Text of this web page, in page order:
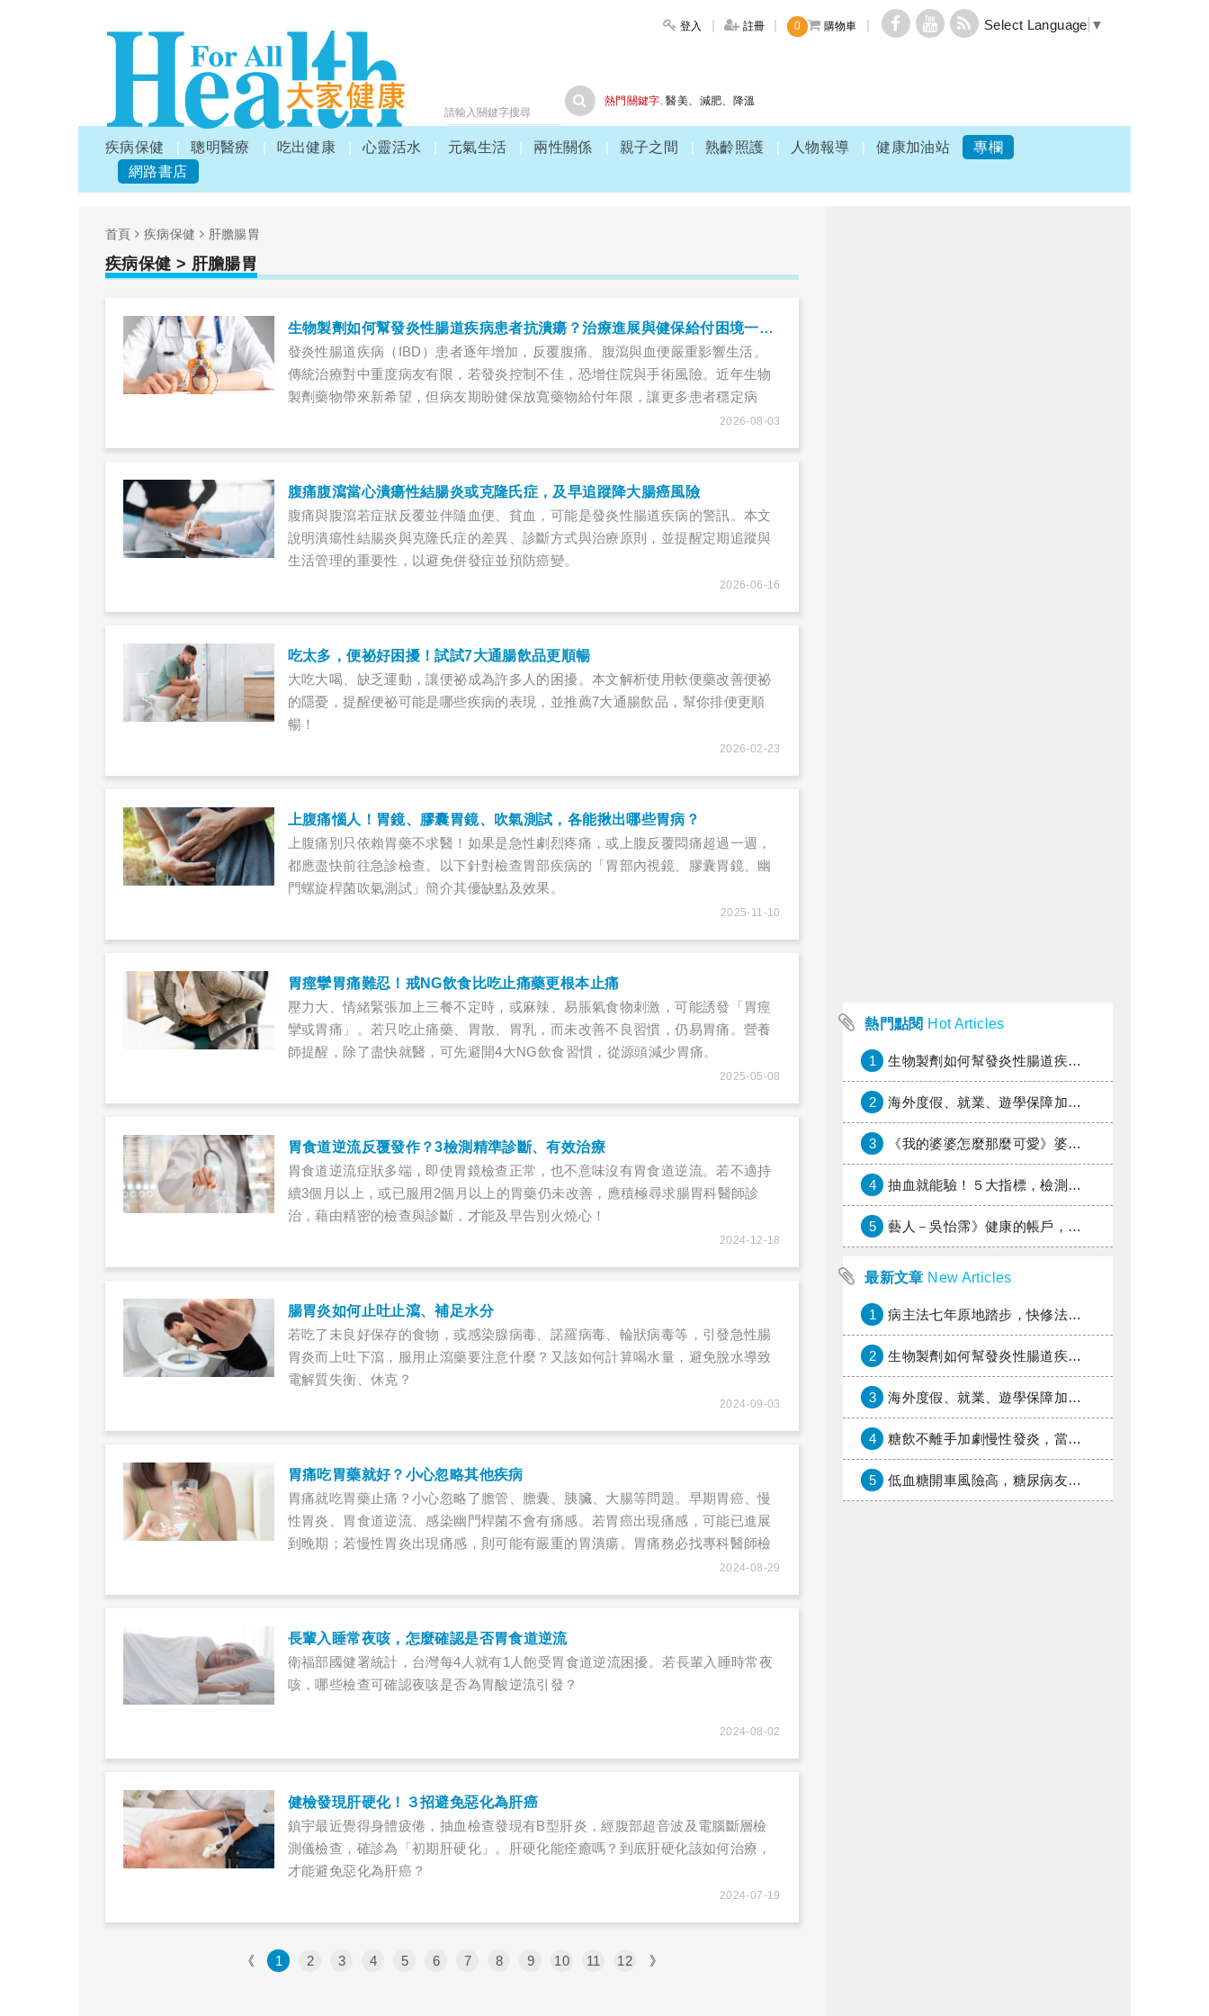
登入 註冊 0 購物車 Select Language ▼
熱門關鍵字. 醫美、 減肥、 降溫
疾病保健 聰明醫療 吃出健康 心靈活水 元氣生活 兩性關係 親子之間 熟齡照護 人物報導 健康加油站
專欄
網路書店
首頁 疾病保健 肝膽腸胃
疾病保健 > 肝膽腸胃
生物製劑如何幫發炎性腸道疾病患者抗潰瘍？治療進展與健保給付困境一次看
發炎性腸道疾病（IBD）患者逐年增加，反覆腹痛、腹瀉與血便嚴重影響生活。
傳統治療對中重度病友有限，若發炎控制不佳，恐增住院與手術風險。近年生物
製劑藥物帶來新希望，但病友期盼健保放寬藥物給付年限，讓更多患者穩定病
2026-08-03
腹痛腹瀉當心潰瘍性結腸炎或克隆氏症，及早追蹤降大腸癌風險
腹痛與腹瀉若症狀反覆並伴隨血便、貧血，可能是發炎性腸道疾病的警訊。本文
說明潰瘍性結腸炎與克隆氏症的差異、診斷方式與治療原則，並提醒定期追蹤與
生活管理的重要性，以避免併發症並預防癌變。
2026-06-16
吃太多，便祕好困擾！試試7大通腸飲品更順暢
大吃大喝、缺乏運動，讓便祕成為許多人的困擾。本文解析使用軟便藥改善便祕
的隱憂，提醒便祕可能是哪些疾病的表現，並推薦7大通腸飲品，幫你排便更順
暢！
2026-02-23
上腹痛惱人！胃鏡、膠囊胃鏡、吹氣測試，各能揪出哪些胃病？
上腹痛別只依賴胃藥不求醫！如果是急性劇烈疼痛，或上腹反覆悶痛超過一週，
都應盡快前往急診檢查。以下針對檢查胃部疾病的「胃部內視鏡、膠囊胃鏡、幽
門螺旋桿菌吹氣測試」簡介其優缺點及效果。
2025-11-10
胃痙攣胃痛難忍！戒NG飲食比吃止痛藥更根本止痛
壓力大、情緒緊張加上三餐不定時，或麻辣、易脹氣食物刺激，可能誘發「胃痙
攣或胃痛」。若只吃止痛藥、胃散、胃乳，而未改善不良習慣，仍易胃痛。營養
師提醒，除了盡快就醫，可先避開4大NG飲食習慣，從源頭減少胃痛。
2025-05-08
胃食道逆流反覆發作？3檢測精準診斷、有效治療
胃食道逆流症狀多端，即使胃鏡檢查正常，也不意味沒有胃食道逆流。若不適持
續3個月以上，或已服用2個月以上的胃藥仍未改善，應積極尋求腸胃科醫師診
治，藉由精密的檢查與診斷，才能及早告別火燒心！
2024-12-18
腸胃炎如何止吐止瀉、補足水分
若吃了未良好保存的食物，或感染腺病毒、諾羅病毒、輪狀病毒等，引發急性腸
胃炎而上吐下瀉，服用止瀉藥要注意什麼？又該如何計算喝水量，避免脫水導致
電解質失衡、休克？
2024-09-03
胃痛吃胃藥就好？小心忽略其他疾病
胃痛就吃胃藥止痛？小心忽略了膽管、膽囊、胰臟、大腸等問題。早期胃癌、慢
性胃炎、胃食道逆流、感染幽門桿菌不會有痛感。若胃癌出現痛感，可能已進展
到晚期；若慢性胃炎出現痛感，則可能有嚴重的胃潰瘍。胃痛務必找專科醫師檢
2024-08-29
長輩入睡常夜咳，怎麼確認是否胃食道逆流
衛福部國健署統計，台灣每4人就有1人飽受胃食道逆流困擾。若長輩入睡時常夜
咳，哪些檢查可確認夜咳是否為胃酸逆流引發？
2024-08-02
健檢發現肝硬化！３招避免惡化為肝癌
鎮宇最近覺得身體疲倦，抽血檢查發現有B型肝炎，經腹部超音波及電腦斷層檢
測儀檢查，確診為「初期肝硬化」。肝硬化能痊癒嗎？到底肝硬化該如何治療，
才能避免惡化為肝癌？
2024-07-19
《 1 2 3 4 5 6 7 8 9 10 11 12 》
熱門點閱 Hot Articles
1 生物製劑如何幫發炎性腸道疾病患者抗潰瘍？治療進展與健保給付困境一次看
2 海外度假、就業、遊學保障加倍，富邦產險「一期逐夢」專案加碼遠距醫療與緊急救援
3 《我的婆婆怎麼那麼可愛》婆婆希望媳婦放棄領取已故兒子身故理賠金，可以這樣做嗎？
4 抽血就能驗！５大指標，檢測身體是否發炎
5 藝人－吳怡霈》健康的帳戶，年輕時別提光
最新文章 New Articles
1 病主法七年原地踏步，快修法讓病人自主決定善終
2 生物製劑如何幫發炎性腸道疾病患者抗潰瘍？治療進展與健保給付困境一次看
3 海外度假、就業、遊學保障加倍，富邦產險「一期逐夢」專案加碼遠距醫療與緊急救援
4 糖飲不離手加劇慢性發炎，當心老化與慢性病提早報到
5 低血糖開車風險高，糖尿病友上路必學的安全守則